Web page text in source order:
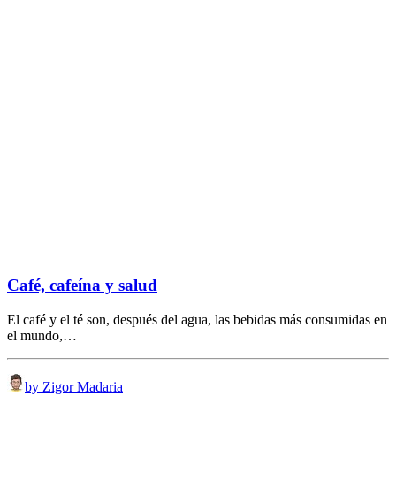
Café, cafeína y salud
El café y el té son, después del agua, las bebidas más consumidas en
el mundo,…
by Zigor Madaria